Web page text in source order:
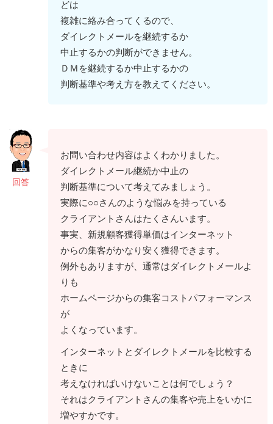
どは
複雑に絡み合ってくるので、
ダイレクトメールを継続するか
中止するかの判断ができません。
ＤＭを継続するか中止するかの
判断基準や考え方を教えてください。
回答
お問い合わせ内容はよくわかりました。
ダイレクトメール継続か中止の
判断基準について考えてみましょう。
実際に○○さんのような悩みを持っている
クライアントさんはたくさんいます。
事実、新規顧客獲得単価はインターネット
からの集客がかなり安く獲得できます。
例外もありますが、通常はダイレクトメールよ
りも
ホームページからの集客コストパフォーマンス
が
よくなっています。
インターネットとダイレクトメールを比較する
ときに
考えなければいけないことは何でしょう？
それはクライアントさんの集客や売上をいかに
増やすかです。